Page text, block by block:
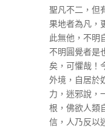
聖凡不二，但
果地者為凡，
此無他，不明
不明圓覺者是
矣，可懼哉！
外境，自居於
力，迷邪說，
根，佛欲人類
信，人乃反以